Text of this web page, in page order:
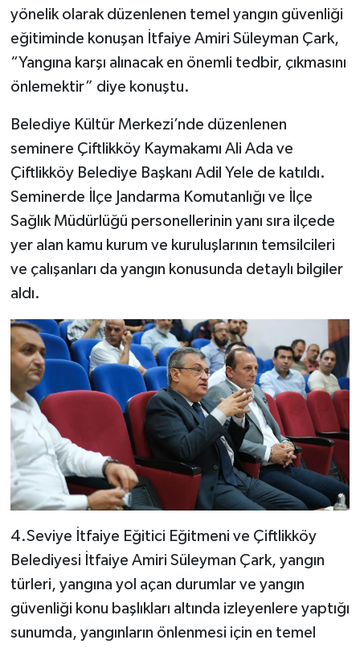
yönelik olarak düzenlenen temel yangın güvenliği
eğitiminde konuşan İtfaiye Amiri Süleyman Çark,
“Yangına karşı alınacak en önemli tedbir, çıkmasını
önlemektir” diye konuştu.
Belediye Kültür Merkezi’nde düzenlenen
seminere Çiftlikköy Kaymakamı Ali Ada ve
Çiftlikköy Belediye Başkanı Adil Yele de katıldı.
Seminerde İlçe Jandarma Komutanlığı ve İlçe
Sağlık Müdürlüğü personellerinin yanı sıra ilçede
yer alan kamu kurum ve kuruluşlarının temsilcileri
ve çalışanları da yangın konusunda detaylı bilgiler
aldı.
4.Seviye İtfaiye Eğitici Eğitmeni ve Çiftlikköy
Belediyesi İtfaiye Amiri Süleyman Çark, yangın
türleri, yangına yol açan durumlar ve yangın
güvenliği konu başlıkları altında izleyenlere yaptığı
sunumda, yangınların önlenmesi için en temel